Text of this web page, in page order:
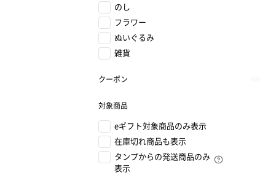
のし
フラワー
ぬいぐるみ
雑貨
クーポン
対象商品
eギフト対象商品のみ表示
在庫切れ商品も表示
タンプからの発送商品のみ
表示